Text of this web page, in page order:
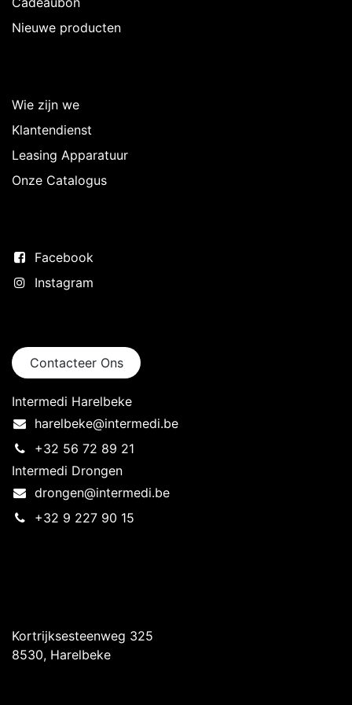
Nieuwe producten
Wie zijn we
Klantendienst
Leasing Apparatuur
Onze Catalogus
Facebook
Instagram
Contacteer Ons
Intermedi Harelbeke
harelbeke@intermedi.be
+32 56 72 89 21
Intermedi Drongen
drongen@intermedi.be
+32 9 227 90 15
Kortrijksesteenweg 325
8530, Harelbeke